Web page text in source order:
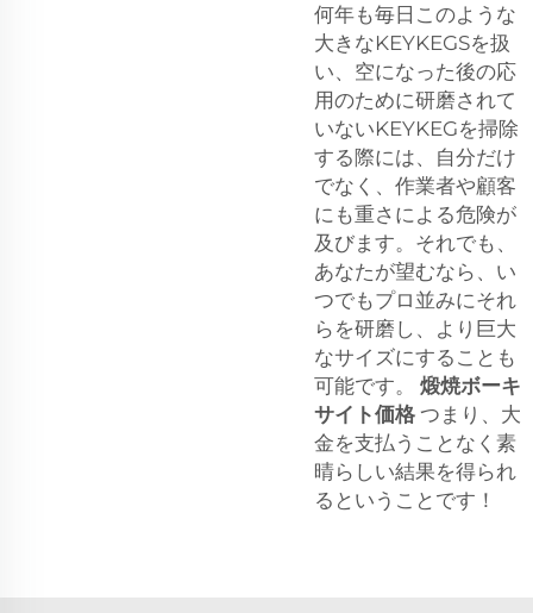
何年も毎日このような
大きなKEYKEGSを扱
い、空になった後の応
用のために研磨されて
いないKEYKEGを掃除
する際には、自分だけ
でなく、作業者や顧客
にも重さによる危険が
及びます。それでも、
あなたが望むなら、い
つでもプロ並みにそれ
らを研磨し、より巨大
なサイズにすることも
可能です。 煅焼ボーキ
サイト価格 つまり、大
金を支払うことなく素
晴らしい結果を得られ
るということです！